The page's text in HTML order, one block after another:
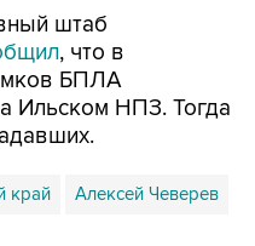
штаб
, что в
БПЛА
Ильском НПЗ. Тогда
край Алексей Чеверев